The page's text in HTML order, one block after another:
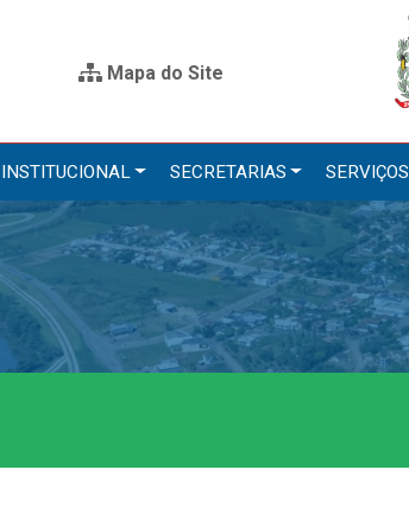
Mapa do Site
INSTITUCIONAL SECRETARIAS SERVIÇOS
Secretarias
Administração
Agricultura e Meio Ambiente